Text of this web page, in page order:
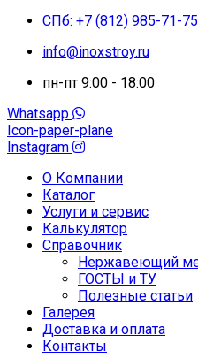
СПб: +7 (812) 985-71-75
info@inoxstroy.ru
пн-пт 9:00 - 18:00
Whatsapp
Icon-paper-plane
Instagram
О Компании
Каталог
Услуги и сервис
Калькулятор
Справочник
Нержавеющий
ГОСТЫ и ТУ
Полезные статьи
Галерея
Доставка и оплата
Контакты